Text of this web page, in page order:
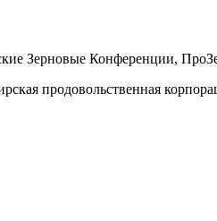
Зерновые Конференции,
продовольственная